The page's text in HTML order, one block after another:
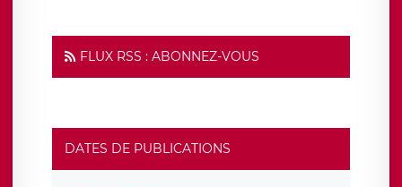
FLUX RSS : ABONNEZ-VOUS
DATES DE PUBLICATIONS